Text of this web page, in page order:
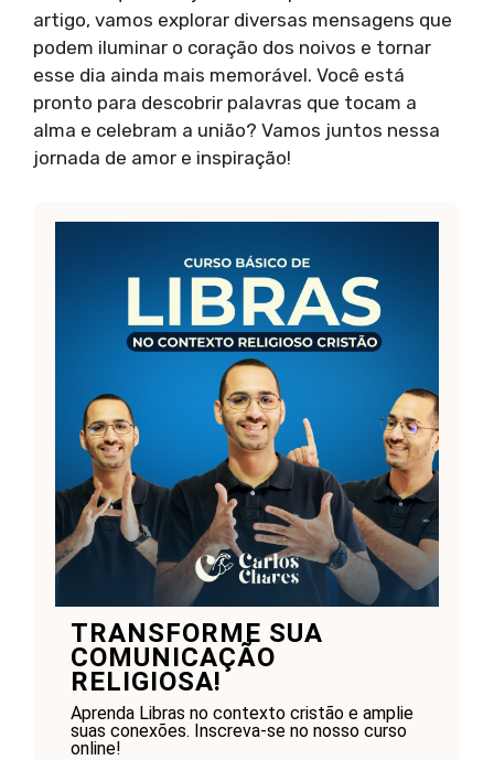
artigo, vamos explorar diversas mensagens que
podem iluminar o coração dos noivos e tornar
esse dia ainda mais memorável. Você está
pronto para descobrir palavras que tocam a
alma e celebram a união? Vamos juntos nessa
jornada de amor e inspiração!
TRANSFORME SUA
COMUNICAÇÃO
RELIGIOSA!
Aprenda Libras no contexto cristão e amplie
suas conexões. Inscreva-se no nosso curso
online!